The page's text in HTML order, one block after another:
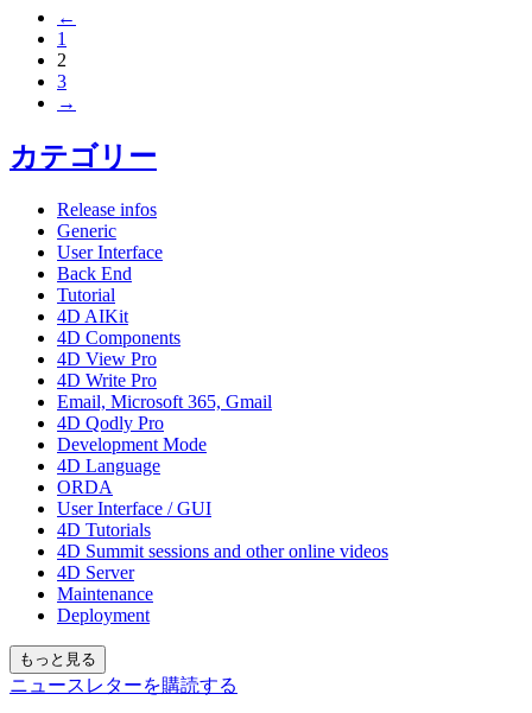
←
1
2
3
→
カテゴリー
Release infos
Generic
User Interface
Back End
Tutorial
4D AIKit
4D Components
4D View Pro
4D Write Pro
Email, Microsoft 365, Gmail
4D Qodly Pro
Development Mode
4D Language
ORDA
User Interface / GUI
4D Tutorials
4D Summit sessions and other online videos
4D Server
Maintenance
Deployment
もっと見る
ニュースレターを購読する